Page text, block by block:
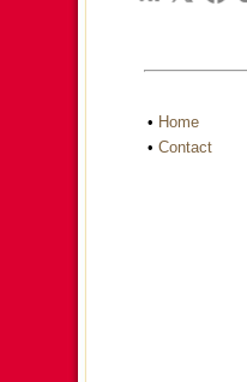
• Home
• Contact